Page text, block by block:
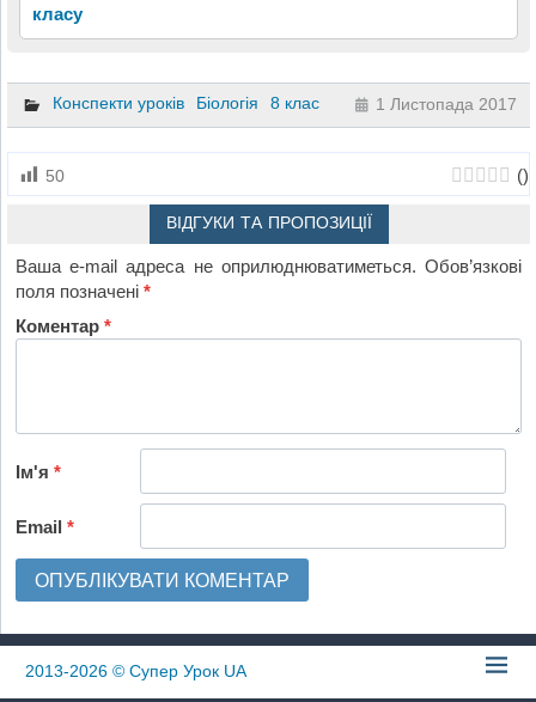
класу
Конспекти уроків Біологія 8 клас 1 Листопада 2017
50 ()
ВІДГУКИ ТА ПРОПОЗИЦІЇ
Ваша e-mail адреса не оприлюднюватиметься. Обов’язкові
поля позначені*
Коментар*
Ім'я*
Email*
2013-2026 © Супер Урок UA